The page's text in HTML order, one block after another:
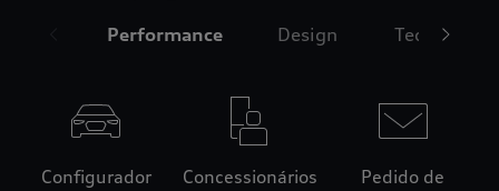
Performance Design Tecnologia
Configurador Concessionários
Pedido de